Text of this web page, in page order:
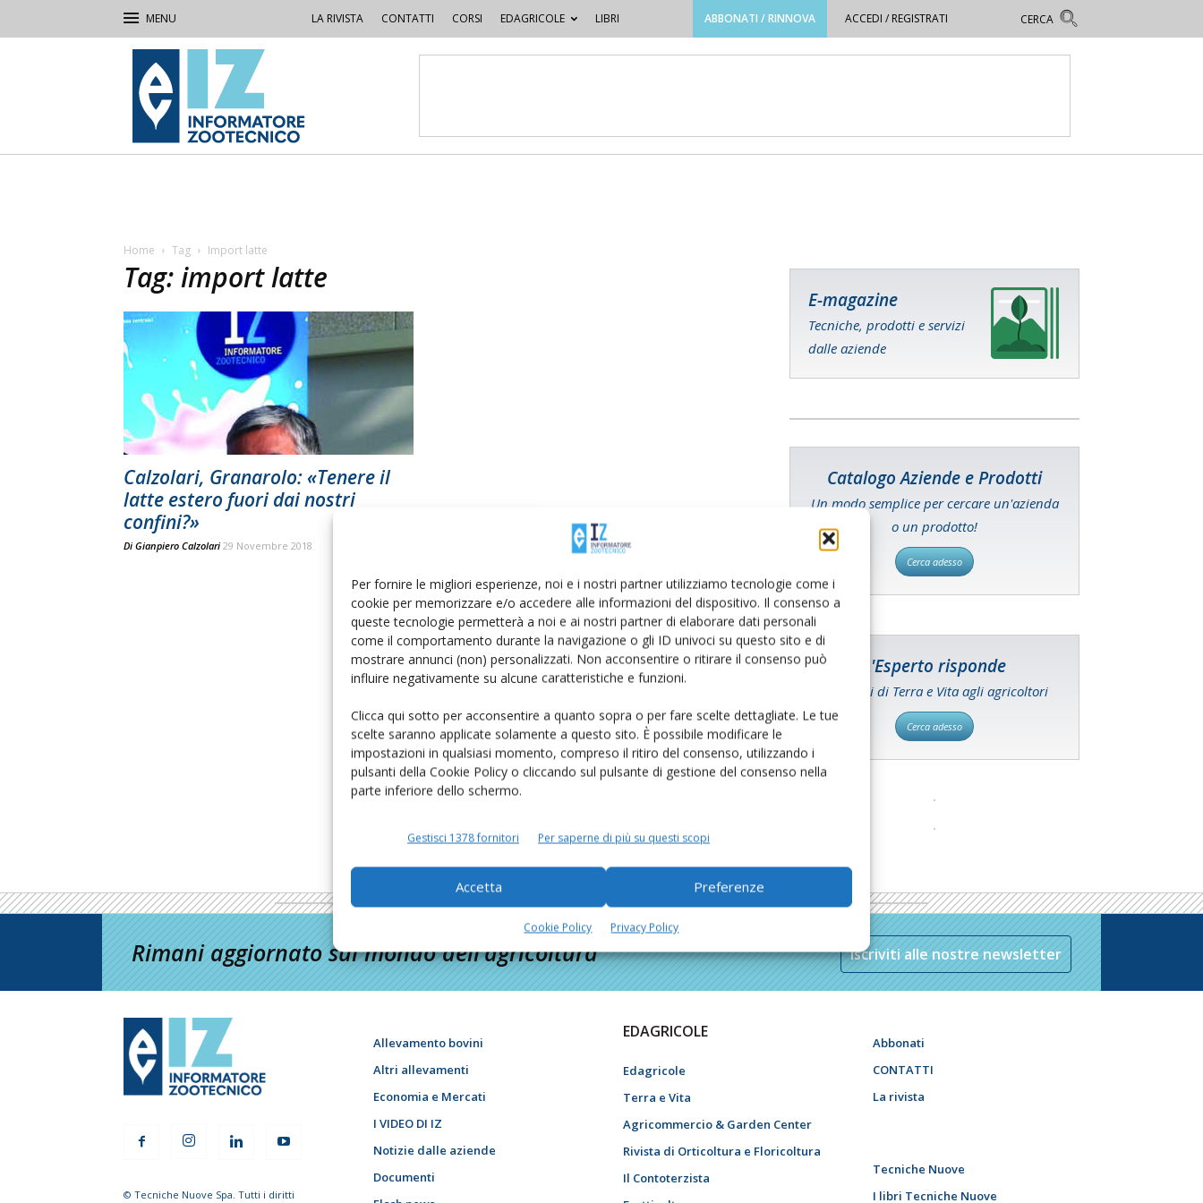
Per fornire le migliori esperienze, noi e i nostri partner utilizziamo tecnologie come i
cookie per memorizzare e/o accedere alle informazioni del dispositivo. Il consenso a
queste tecnologie permetterà a noi e ai nostri partner di elaborare dati personali
come il comportamento durante la navigazione o gli ID univoci su questo sito e di
mostrare annunci (non) personalizzati. Non acconsentire o ritirare il consenso può
influire negativamente su alcune caratteristiche e funzioni.
Clicca qui sotto per acconsentire a quanto sopra o per fare scelte dettagliate. Le tue
scelte saranno applicate solamente a questo sito. È possibile modificare le
impostazioni in qualsiasi momento, compreso il ritiro del consenso, utilizzando i
pulsanti della Cookie Policy o cliccando sul pulsante di gestione del consenso nella
parte inferiore dello schermo.
Gestisci 1378 fornitori Per saperne di più su questi scopi
Accetta Preferenze
Cookie Policy Privacy Policy
LA RIVISTA CONTATTI CORSI EDAGRICOLE LIBRI ABBONATI / RINNOVA ACCEDI / REGISTRATI
IZ
Informatore
Zootecnico
Home Tag Import latte
Tag: import latte
Calzolari, Granarolo: «Tenere il
latte estero fuori dai nostri
confini?»
Di Gianpiero Calzolari 29 Novembre 2018
E-magazine
Tecniche, prodotti e servizi
dalle aziende
Catalogo Aziende e Prodotti
Un modo semplice per cercare un'azienda
o un prodotto!
Cerca adesso
L'Esperto risponde
I consigli di Terra e Vita agli agricoltori
Cerca adesso
Rimani aggiornato sul mondo dell’agricoltura Iscriviti alle nostre newsletter
© Tecniche Nuove Spa. Tutti i diritti
Allevamento bovini
Altri allevamenti
Economia e Mercati
I VIDEO DI IZ
Notizie dalle aziende
Documenti
EDAGRICOLE
Edagricole
Terra e Vita
Agricommercio & Garden Center
Rivista di Orticoltura e Floricoltura
Il Contoterzista
Abbonati
CONTATTI
La rivista
Tecniche Nuove
I libri Tecniche Nuove